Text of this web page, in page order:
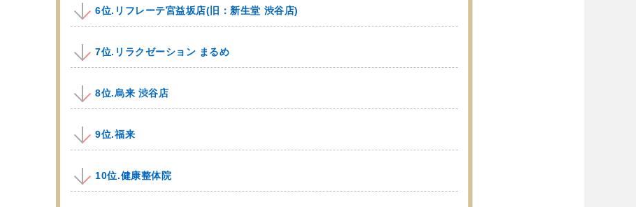
6位.リフレーテ宮益坂店(旧：新生堂 渋谷店)
7位.リラクゼーション まるめ
8位.烏来 渋谷店
9位.福来
10位.健康整体院